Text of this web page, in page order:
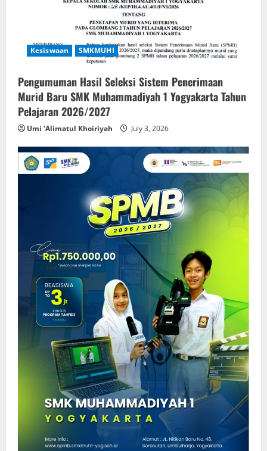
Kesiswaan SMKMUHI
Pengumuman Hasil Seleksi Sistem Penerimaan
Murid Baru SMK Muhammadiyah 1 Yogyakarta Tahun
Pelajaran 2026/2027
Umi 'Alimatul Khoiriyah July 3, 2026